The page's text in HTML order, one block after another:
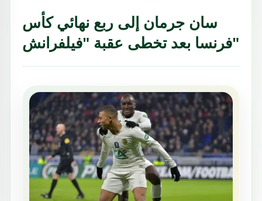
سان جرمان إلى ربع نهائي كأس
فرنسا بعد تخطى عقبة "فيلفرانش"